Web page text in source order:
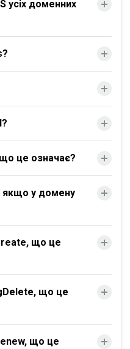
усіх доменних
це означає?
якщо у домену
що це
що це
що це